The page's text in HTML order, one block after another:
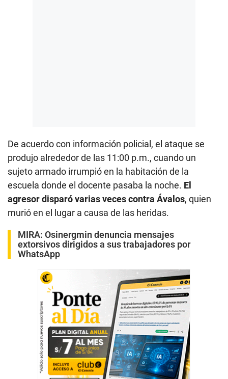
De acuerdo con información policial, el ataque se
produjo alrededor de las 11:00 p.m., cuando un
sujeto armado irrumpió en la habitación de la
escuela donde el docente pasaba la noche. El
agresor disparó varias veces contra Ávalos, quien
murió en el lugar a causa de las heridas.
MIRA: Osinergmin denuncia mensajes
extorsivos dirigidos a sus trabajadores por
WhatsApp